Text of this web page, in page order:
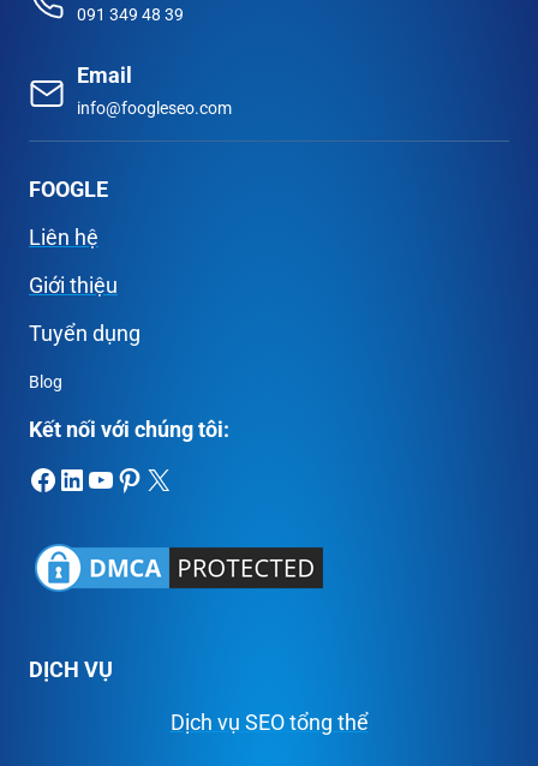
091 349 48 39
Email
info@foogleseo.com
FOOGLE
Liên hệ
Giới thiệu
Tuyển dụng
Blog
Kết nối với chúng tôi:
Facebook
LinkedIn
Youtube
Pinterest
X
DỊCH VỤ
Dịch vụ SEO tổng thể